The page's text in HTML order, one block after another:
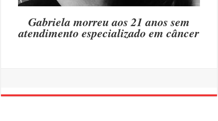
Gabriela morreu aos 21 anos sem
atendimento especializado em câncer